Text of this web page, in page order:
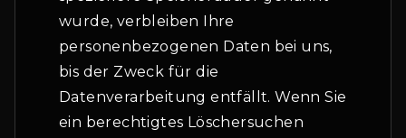
wurde, verbleiben Ihre
personenbezogenen Daten bei uns,
bis der Zweck für die
Datenverarbeitung entfällt. Wenn Sie
ein berechtigtes Löschersuchen